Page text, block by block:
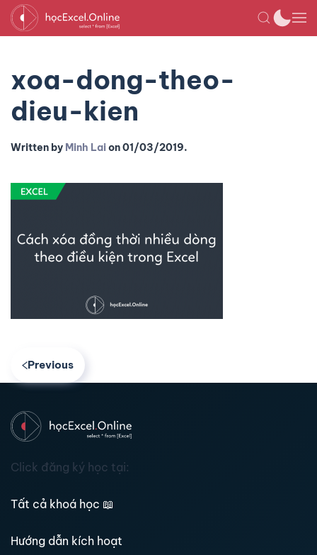
xoa-dong-theo-
dieu-kien
Written by Minh Laion01/03/2019.
Previous
Click đăng ký học tại:
Tất cả khoá học 📖
Hướng dẫn kích hoạt